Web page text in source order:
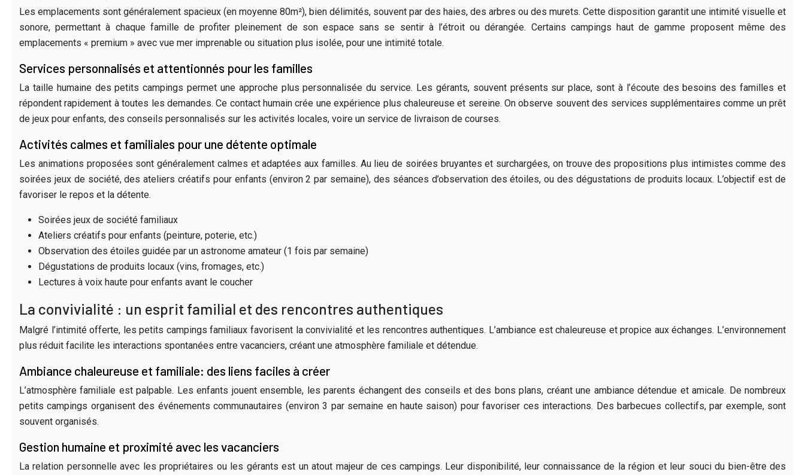
Les emplacements sont généralement spacieux (en moyenne 80m²), bien délimités, souvent par des haies, des arbres ou des murets. Cette disposition garantit une intimité visuelle et
sonore, permettant à chaque famille de profiter pleinement de son espace sans se sentir à l’étroit ou dérangée. Certains campings haut de gamme proposent même des
emplacements « premium » avec vue mer imprenable ou situation plus isolée, pour une intimité totale.
Services personnalisés et attentionnés pour les familles
La taille humaine des petits campings permet une approche plus personnalisée du service. Les gérants, souvent présents sur place, sont à l’écoute des besoins des familles et
répondent rapidement à toutes les demandes. Ce contact humain crée une expérience plus chaleureuse et sereine. On observe souvent des services supplémentaires comme un prêt
de jeux pour enfants, des conseils personnalisés sur les activités locales, voire un service de livraison de courses.
Activités calmes et familiales pour une détente optimale
Les animations proposées sont généralement calmes et adaptées aux familles. Au lieu de soirées bruyantes et surchargées, on trouve des propositions plus intimistes comme des
soirées jeux de société, des ateliers créatifs pour enfants (environ 2 par semaine), des séances d’observation des étoiles, ou des dégustations de produits locaux. L’objectif est de
favoriser le repos et la détente.
Soirées jeux de société familiaux
Ateliers créatifs pour enfants (peinture, poterie, etc.)
Observation des étoiles guidée par un astronome amateur (1 fois par semaine)
Dégustations de produits locaux (vins, fromages, etc.)
Lectures à voix haute pour enfants avant le coucher
La convivialité : un esprit familial et des rencontres authentiques
Malgré l’intimité offerte, les petits campings familiaux favorisent la convivialité et les rencontres authentiques. L’ambiance est chaleureuse et propice aux échanges. L’environnement
plus réduit facilite les interactions spontanées entre vacanciers, créant une atmosphère familiale et détendue.
Ambiance chaleureuse et familiale: des liens faciles à créer
L’atmosphère familiale est palpable. Les enfants jouent ensemble, les parents échangent des conseils et des bons plans, créant une ambiance détendue et amicale. De nombreux
petits campings organisent des événements communautaires (environ 3 par semaine en haute saison) pour favoriser ces interactions. Des barbecues collectifs, par exemple, sont
souvent organisés.
Gestion humaine et proximité avec les vacanciers
La relation personnelle avec les propriétaires ou les gérants est un atout majeur de ces campings. Leur disponibilité, leur connaissance de la région et leur souci du bien-être des